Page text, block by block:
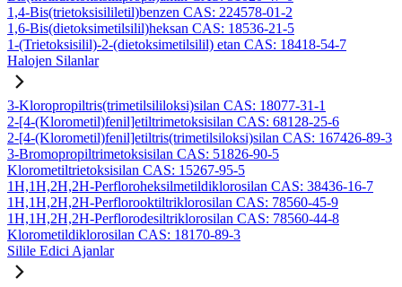
1,4-Bis(trietoksisililetil)benzen CAS: 224578-01-2
1,6-Bis(dietoksimetilsilil)heksan CAS: 18536-21-5
1-(Trietoksisilil)-2-(dietoksimetilsilil) etan CAS: 18418-54-7
Halojen Silanlar
3-Kloropropiltris(trimetilsililoksi)silan CAS: 18077-31-1
2-[4-(Klorometil)fenil]etiltrimetoksisilan CAS: 68128-25-6
2-[4-(Klorometil)fenil]etiltris(trimetilsiloksi)silan CAS: 167426-89-3
3-Bromopropiltrimetoksisilan CAS: 51826-90-5
Klorometiltrietoksisilan CAS: 15267-95-5
1H,1H,2H,2H-Perfloroheksilmetildiklorosilan CAS: 38436-16-7
1H,1H,2H,2H-Perflorooktiltriklorosilan CAS: 78560-45-9
1H,1H,2H,2H-Perflorodesiltriklorosilan CAS: 78560-44-8
Klorometildiklorosilan CAS: 18170-89-3
Silile Edici Ajanlar